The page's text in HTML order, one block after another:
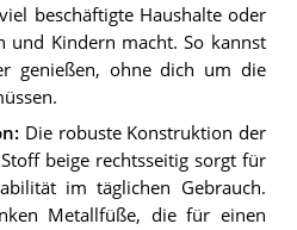
beschäftigte Haushalte oder
und Kindern macht. So kannst
genießen, ohne dich um die
: Die robuste Konstruktion der
beige rechtsseitig sorgt für
im täglichen Gebrauch.
Metallfüße, die für einen